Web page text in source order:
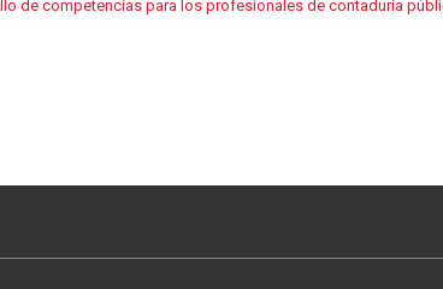
de competencias para los profesionales de contaduría